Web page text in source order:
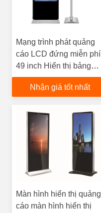
Mạng trình phát quảng
cáo LCD đứng miễn phí
49 inch Hiển thị bảng
hiệu kỹ thuật số dọc với
phần mềm
Nhận giá tốt nhất
Màn hình hiển thị quảng
cáo màn hình hiển thị